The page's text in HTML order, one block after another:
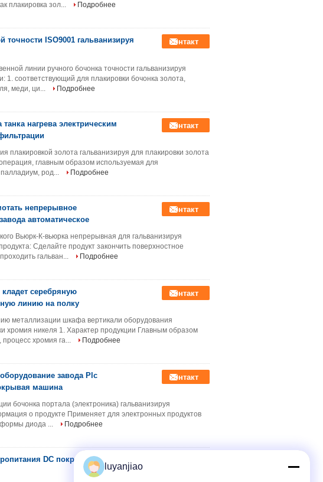
плакировка зол...
Подробнее
точности ISO9001 гальванизируя
контакт
линии ручного бочонка точности гальванизируя
1. соответствующий для плакировки бочонка золота,
меди, ци...
Подробнее
нагрева электрическим
контакт
плакировкой золота гальванизируя для плакировки золота
главным образом используемая для
род...
Подробнее
непрерывное
автоматическое
контакт
Вьюрк-К-вьюрка непрерывная для гальванизируя
Сделайте продукт закончить поверхностное
гальван...
Подробнее
серебряную
линию на полку
контакт
металлизации шкафа вертикали оборудования
хромия никеля 1. Характер продукции Главным образом
хромия га...
Подробнее
завода Plc
машина
контакт
бочонка портала (электроника) гальванизируя
о продукте Применяет для электронных продуктов
формы диода ...
Подробнее
DC покрывая
luyanjiao